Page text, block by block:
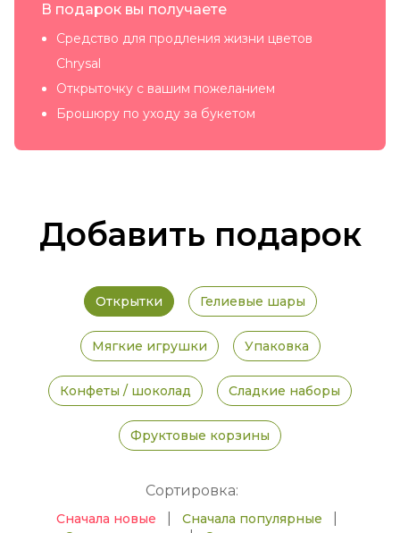
В подарок вы получаете
Средство для продления жизни цветов
Chrysal
Открыточку с вашим пожеланием
Брошюру по уходу за букетом
Добавить подарок
Открытки Гелиевые шары
Мягкие игрушки Упаковка
Конфеты / шоколад Сладкие наборы
Фруктовые корзины
Сортировка:
Сначала новые Сначала популярные